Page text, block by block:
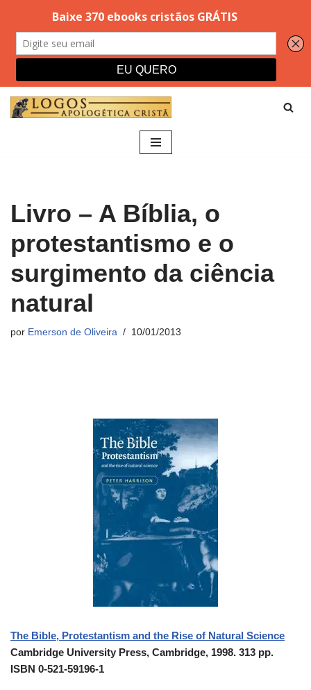
Livro – A Bíblia, o
protestantismo e o
surgimento da ciência
natural
por Emerson de Oliveira 10/01/2013
The Bible, Protestantism and the Rise of Natural Science
Cambridge University Press, Cambridge, 1998. 313 pp.
ISBN 0-521-59196-1